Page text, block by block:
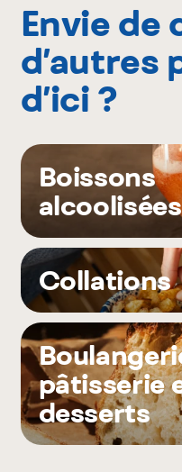
Envie de
d’autres
d’ici ?
Boissons
alcoolisées
Collations
pâtisserie
desserts